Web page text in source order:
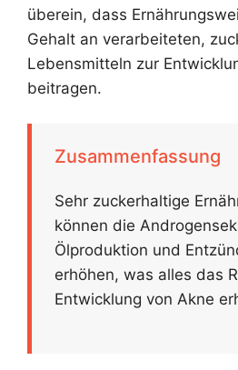
überein, dass
Gehalt an verarbeiteten,
Lebensmitteln zur
beitragen.
Zusammenfassung
Sehr zuckerhaltige
können die
Ölproduktion und
erhöhen, was alles das
Entwicklung von Akne